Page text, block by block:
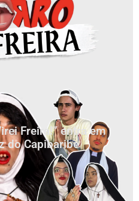
Freira!” entra em
do Capibaribe